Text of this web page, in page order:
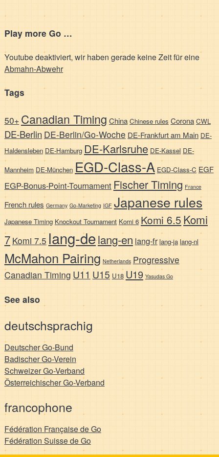
Play more Go …
Youtube deaktiviert, wir haben gerade keine Zeit für eine
Abmahn-Abwehr
Tags
50+ Canadian Timing China Chinese rules Corona CWL
DE-Berlin DE-Berlin/Go-Woche DE-Frankfurt am Main DE-
Haldensleben DE-Hamburg DE-Karlsruhe DE-Kassel DE-
Mannheim DE-München EGD-Class-A EGD-Class-C EGF
EGP-Bonus-Point-Tournament Fischer Timing France
French rules Germany Go-Marketing IGF Japanese rules
Japanese Timing Knockout Tournament Komi 6 Komi 6.5Komi
7 Komi 7.5 lang-delang-en lang-fr lang-ja lang-nl
McMahon Pairing Netherlands Progressive
Canadian Timing U11 U15 U18 U19 Yasudas Go
See also
deutschsprachig
Deutscher Go-Bund
Badischer Go-Verein
Schweizer Go-Verband
Österreichischer Go-Verband
francophone
Fédération Française de Go
Fédération Suisse de Go